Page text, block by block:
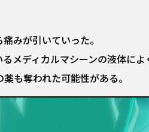
みが引いていった。
メディカルマシーンの液体に
も奪われた可能性がある。